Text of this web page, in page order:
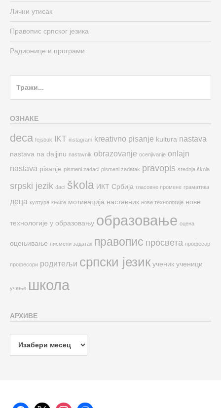
Лични утисак
Правопис српског језика
Радионице и програми
ОЗНАКЕ
deca fejsbuk IKT instagram kreativno pisanje kultura nastava
nastava na daljinu nastavnik obrazovanje ocenjivanje onlajn
nastava pisanje pismeni zadaci pismeni zadatak pravopis srednja škola
srpski jezik đaci škola ИКТ Србија гласовне промене граматика
деца култура књиге мотивација наставник нове технологије нове
технологије у образовању образовање оцена
оцењивање писмени задатак правопис просвета професор
професори родитељи српски језик ученик ученици
учење школа
АРХИВЕ
Архиве